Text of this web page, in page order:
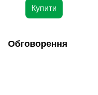
Купити
Обговорення